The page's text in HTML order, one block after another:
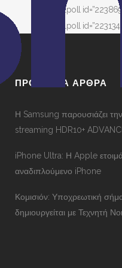
[socialpoll
[socialpoll
ΠΡΟΣΦΑΤΑ ΑΡΘΡΑ
Η Samsung παρουσιάζει
streaming HDR10+
iPhone Ultra: Η Apple
αναδιπλούμενο iPhone
Κομισιόν: Υποχρεωτική
δημιουργείται με Τεχνητή